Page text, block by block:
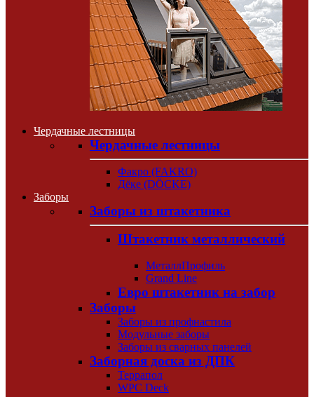
Чердачные лестницы
Чердачные лестницы
Факро (FAKRO)
Дёке (DÖCKE)
Заборы
Заборы из штакетника
Штакетник металлический
МеталлПрофиль
Grand Line
Евро штакетник на забор
Заборы
Заборы из профнастила
Модульные заборы
Заборы из сварных панелей
Заборная доска из ДПК
Террапол
WPC Deck